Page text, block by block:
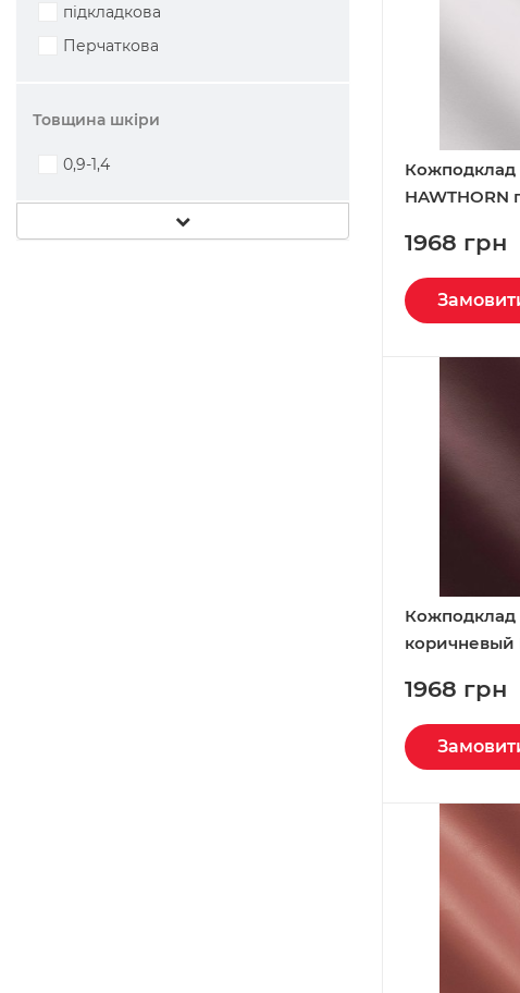
підкладкова
Перчаткова
Товщина шкіри
0,9-1,4
Кожподклад
HAWTHORN
1968 грн
Кожподклад
коричневый
1968 грн